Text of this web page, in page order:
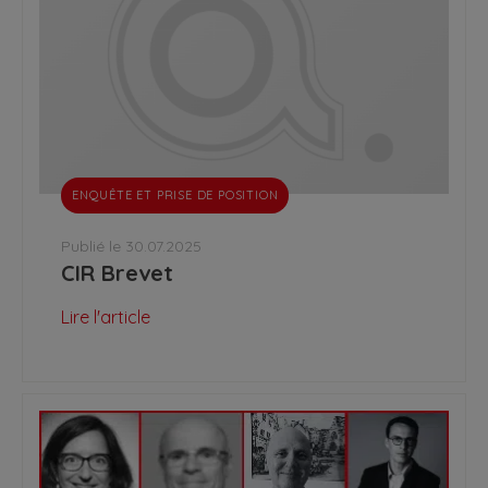
ENQUÊTE ET PRISE DE POSITION
Publié le 30.07.2025
CIR Brevet
Lire l'article